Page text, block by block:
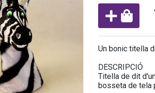
Un bonic titella
DESCRIPCIÓ
Titella de dit
bosseta de tela